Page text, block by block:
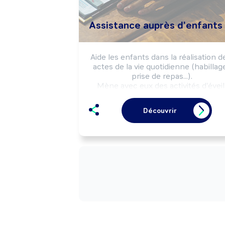
Assistance auprès d'enfants
Aide les enfants dans la réalisation
actes de la vie quotidienne
prise de repas...).
Mène avec eux des activités d'éveil
Peut effectuer l'entretien du cadre de
vie des enfants.
Découvrir